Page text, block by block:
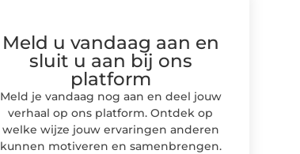
Meld u vandaag aan en
sluit u aan bij ons
platform
Meld je vandaag nog aan en deel jouw
verhaal op ons platform. Ontdek op
welke wijze jouw ervaringen anderen
kunnen motiveren en samenbrengen.